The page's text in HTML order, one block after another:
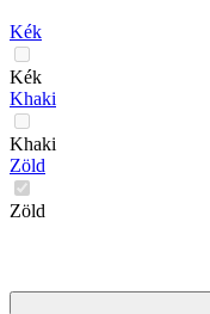
Kék
Kék
Khaki
Khaki
Zöld
Zöld